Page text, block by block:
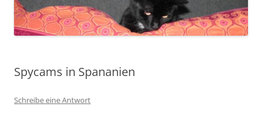
Spycams in Spananien
Schreibe eine Antwort